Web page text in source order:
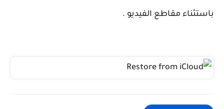
باستثناء مقاطع الفيديو .